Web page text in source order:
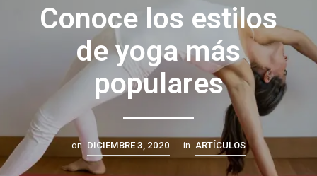
Conoce los estilos
de yoga más
populares
on DICIEMBRE 3, 2020 in ARTÍCULOS